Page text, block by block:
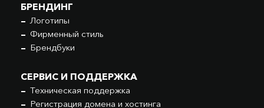
БРЕНДИНГ
Логотипы
Фирменный стиль
Брендбуки
СЕРВИС И ПОДДЕРЖКА
Техническая поддержка
Регистрация домена и хостинга